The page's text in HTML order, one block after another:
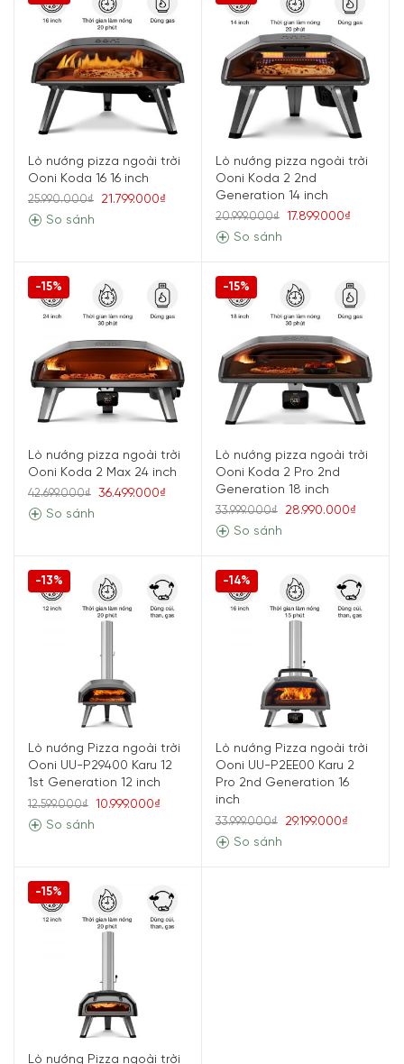
Lò nướng pizza ngoài trời
Ooni Koda 16 16 inch
25.990.000₫
21.799.000₫
So sánh
Lò nướng pizza ngoài trời
Ooni Koda 2 2nd
Generation 14 inch
20.999.000₫
17.899.000₫
So sánh
-15%
Lò nướng pizza ngoài trời
Ooni Koda 2 Max 24 inch
42.699.000₫
36.499.000₫
So sánh
-15%
Lò nướng pizza ngoài trời
Ooni Koda 2 Pro 2nd
Generation 18 inch
33.999.000₫
28.990.000₫
So sánh
-13%
Lò nướng Pizza ngoài trời
Ooni UU-P29400 Karu 12
1st Generation 12 inch
12.599.000₫
10.999.000₫
So sánh
-14%
Lò nướng Pizza ngoài trời
Ooni UU-P2EE00 Karu 2
Pro 2nd Generation 16
inch
33.999.000₫
29.199.000₫
So sánh
-15%
Lò nướng Pizza ngoài trời